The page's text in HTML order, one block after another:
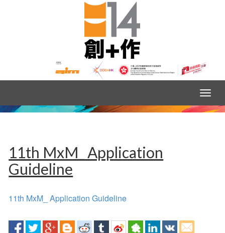
11th MxM_ Application
Guideline
11th MxM_ Application Guideline